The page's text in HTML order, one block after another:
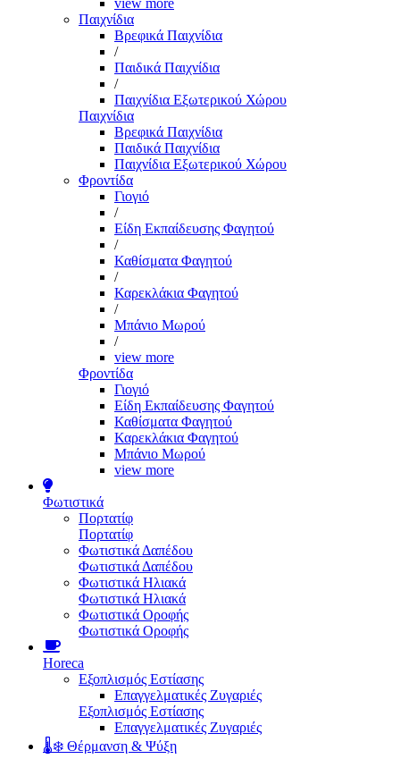
view more
Παιχνίδια
Βρεφικά Παιχνίδια
/
Παιδικά Παιχνίδια
/
Παιχνίδια Εξωτερικού Χώρου
Παιχνίδια
Βρεφικά Παιχνίδια
Παιδικά Παιχνίδια
Παιχνίδια Εξωτερικού Χώρου
Φροντίδα
Γιογιό
/
Είδη Εκπαίδευσης Φαγητού
/
Καθίσματα Φαγητού
/
Καρεκλάκια Φαγητού
/
Μπάνιο Μωρού
/
view more
Φροντίδα
Γιογιό
Είδη Εκπαίδευσης Φαγητού
Καθίσματα Φαγητού
Καρεκλάκια Φαγητού
Μπάνιο Μωρού
view more
Φωτιστικά
Πορτατίφ
Πορτατίφ
Φωτιστικά Δαπέδου
Φωτιστικά Δαπέδου
Φωτιστικά Ηλιακά
Φωτιστικά Ηλιακά
Φωτιστικά Οροφής
Φωτιστικά Οροφής
Horeca
Εξοπλισμός Εστίασης
Επαγγελματικές Ζυγαριές
Εξοπλισμός Εστίασης
Επαγγελματικές Ζυγαριές
🌡️❄️ Θέρμανση & Ψύξη